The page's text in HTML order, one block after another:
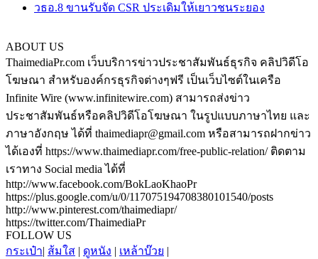
วธอ.8 ขานรับจัด CSR ประเดิมให้เยาวชนระยอง
ABOUT US
ThaimediaPr.com เว็บบริการข่าวประชาสัมพันธ์ธุรกิจ คลิปวิดีโอ
โฆษณา สำหรับองค์กรธุรกิจต่างๆฟรี เป็นเว็บไซต์ในเครือ
Infinite Wire (www.infinitewire.com) สามารถส่งข่าว
ประชาสัมพันธ์หรือคลิปวิดีโอโฆษณา ในรูปแบบภาษาไทย และ
ภาษาอังกฤษ ได้ที่ thaimediapr@gmail.com หรือสามารถฝากข่าว
ได้เองที่ https://www.thaimediapr.com/free-public-relation/ ติดตาม
เราทาง Social media ได้ที่
http://www.facebook.com/BokLaoKhaoPr
https://plus.google.com/u/0/117075194708380101540/posts
http://www.pinterest.com/thaimediapr/
https://twitter.com/ThaimediaPr
FOLLOW US
กระเป๋า| ส้มใส | ดูหนัง | เหล้าบ๊วย |